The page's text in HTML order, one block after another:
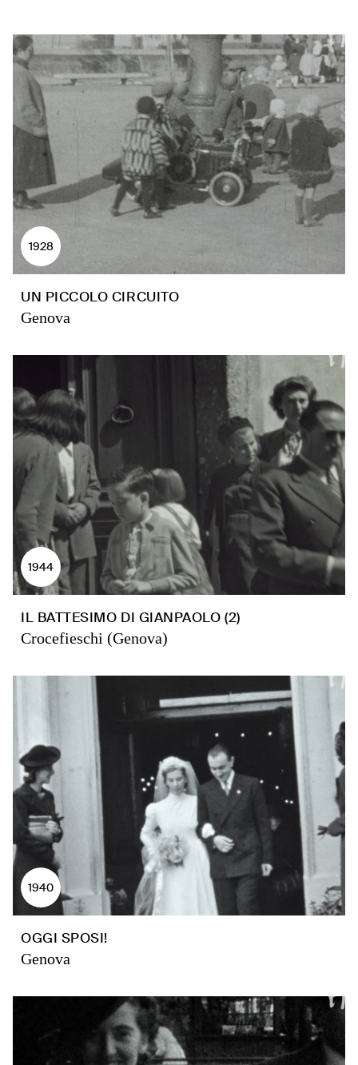
1928
UN PICCOLO CIRCUITO
Genova
1944
IL BATTESIMO DI GIANPAOLO (2)
Crocefieschi (Genova)
1940
OGGI SPOSI!
Genova